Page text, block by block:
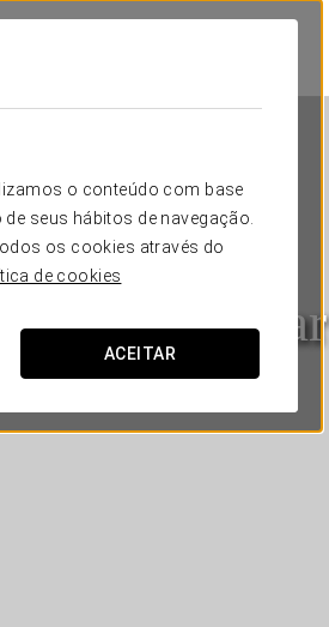
o conteúdo com base
seus hábitos de navegação.
os cookies através do
de cookies
ACEITAR
Hotel Solúcar
SEVILHA